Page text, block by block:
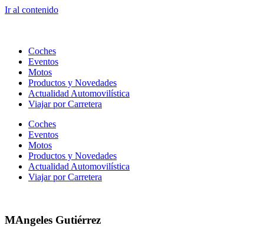
Ir al contenido
Coches
Eventos
Motos
Productos y Novedades
Actualidad Automovilística
Viajar por Carretera
Coches
Eventos
Motos
Productos y Novedades
Actualidad Automovilística
Viajar por Carretera
MAngeles Gutiérrez